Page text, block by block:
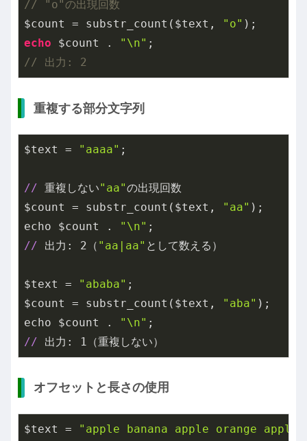
// "o"の出現回数
$count = substr_count($text,
"o"
echo $count . "\n"
// 出力: 2
重複する部分文字列
$text = "aaaa" ;
// 重複しない"aa"の出現回数
$count = substr_count($text,
"aa" );
echo $count .
"\n"
// 出力: 2 （ "aa|aa" として数える）
$text = "ababa" ;
$count = substr_count($text,
"aba" );
echo $count .
"\n"
// 出力: 1
オフセットと長さの使用
$text = "apple banana apple orange apple"